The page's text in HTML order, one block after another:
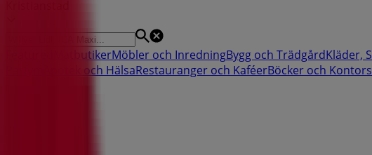
MatbutikerMöbler och InredningBygg och TrädgårdKläder,
Apotek och HälsaRestauranger och KaféerBöcker och